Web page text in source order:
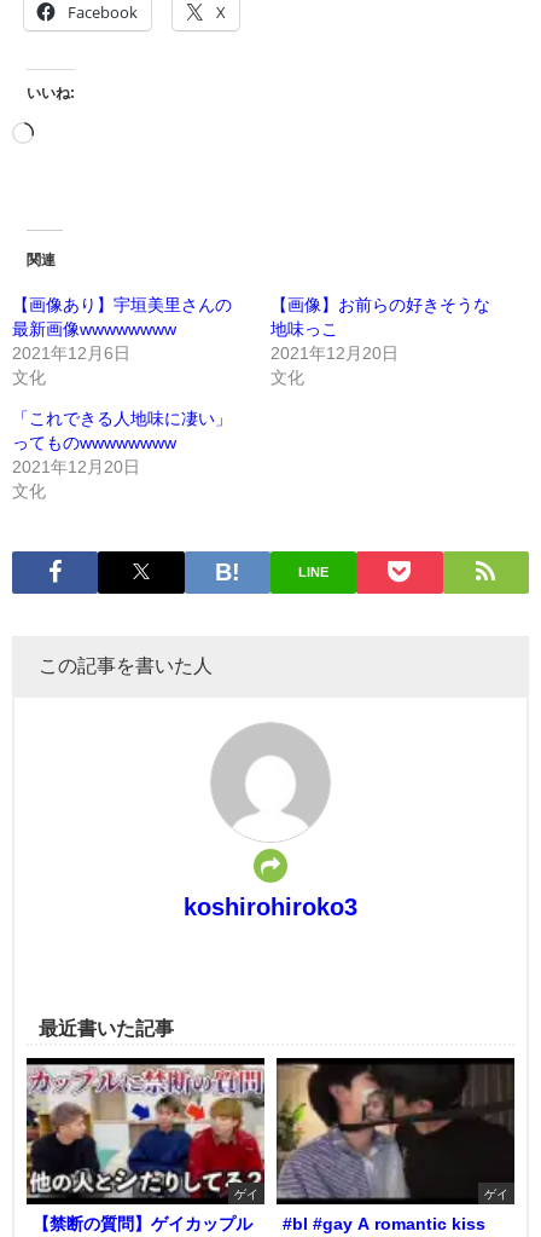
Facebook X
いいね:
関連
【画像あり】宇垣美里さんの
最新画像wwwwwwww
2021年12月6日
文化
【画像】お前らの好きそうな
地味っこ
2021年12月20日
文化
「これできる人地味に凄い」
ってものwwwwwwww
2021年12月20日
文化
LINE
この記事を書いた人
koshirohiroko3
最近書いた記事
ゲイ
【禁断の質問】ゲイカップル
ゲイ
#bl #gay A romantic kiss